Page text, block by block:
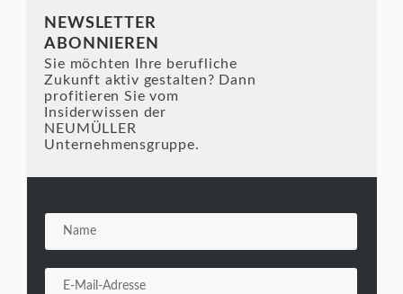
NEWSLETTER
ABONNIEREN
Sie möchten Ihre berufliche
Zukunft aktiv gestalten? Dann
profitieren Sie vom
Insiderwissen der
NEUMÜLLER
Unternehmensgruppe.